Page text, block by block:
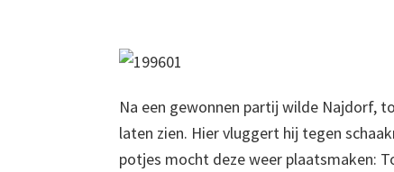
Na een gewonnen partij wilde Najdorf,
laten zien. Hier vluggert hij tegen
potjes mocht deze weer plaatsmaken: